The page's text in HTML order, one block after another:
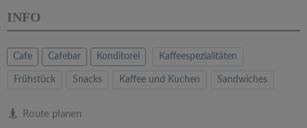
INFO
Cafe Cafebar Konditorei Kaffeespezialitäten
Frühstück Snacks Kaffee und Kuchen Sandwiches
Route planen
a
v